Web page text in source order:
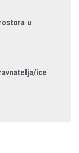
u
ice